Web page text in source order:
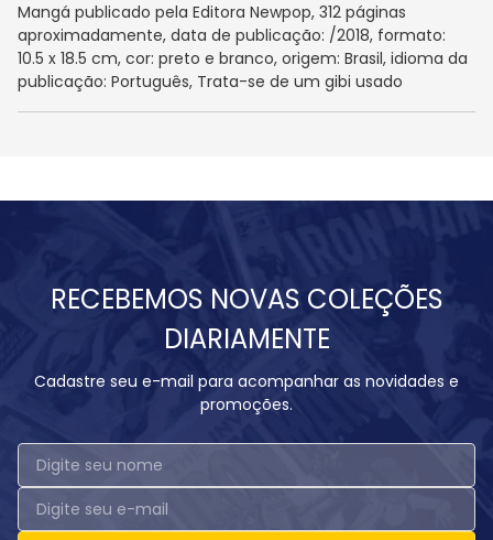
Mangá publicado pela Editora Newpop, 312 páginas
aproximadamente, data de publicação: /2018, formato:
10.5 x 18.5 cm, cor: preto e branco, origem: Brasil, idioma da
publicação: Português, Trata-se de um gibi usado
RECEBEMOS NOVAS COLEÇÕES
DIARIAMENTE
Cadastre seu e-mail para acompanhar as novidades e
promoções.